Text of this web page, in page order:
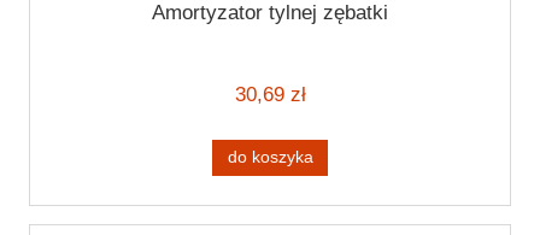
Amortyzator tylnej zębatki
30,69 zł
do koszyka